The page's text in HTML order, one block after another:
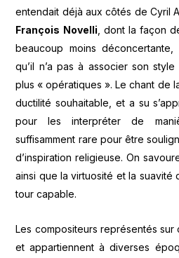
entendait déjà aux côtés de Cyril
François Novelli , dont la façon
beaucoup moins
qu’il n’a pas à associer son
plus « opératiques ». Le chant de
ductilité souhaitable, et a su
pour les interpréter de
suffisamment rare pour être
d’inspiration religieuse. On
ainsi que la virtuosité et la suavité
tour capable.
Les compositeurs représentés
et appartiennent à diverses